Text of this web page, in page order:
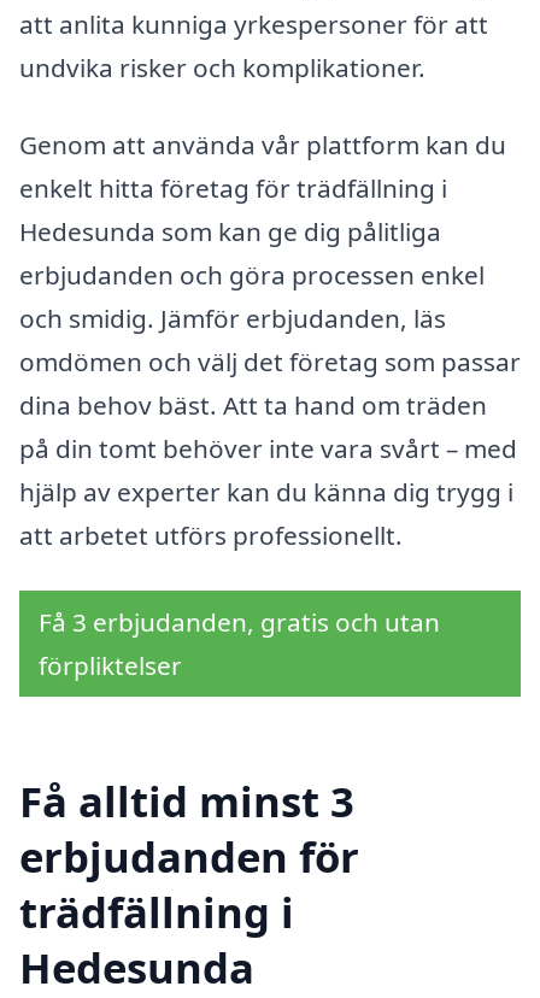
att anlita kunniga yrkespersoner för att
undvika risker och komplikationer.
Genom att använda vår plattform kan du
enkelt hitta företag för trädfällning i
Hedesunda som kan ge dig pålitliga
erbjudanden och göra processen enkel
och smidig. Jämför erbjudanden, läs
omdömen och välj det företag som passar
dina behov bäst. Att ta hand om träden
på din tomt behöver inte vara svårt – med
hjälp av experter kan du känna dig trygg i
att arbetet utförs professionellt.
Få 3 erbjudanden, gratis och utan
förpliktelser
Få alltid minst 3
erbjudanden för
trädfällning i
Hedesunda